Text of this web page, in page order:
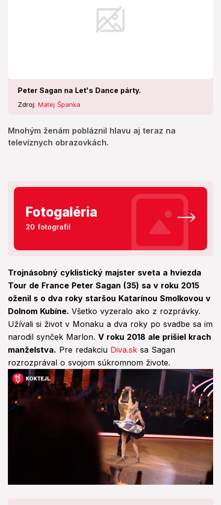
Peter Sagan na Let's Dance párty.
Zdroj: Matej Španka
Mnohým ženám pobláznil hlavu aj teraz na
televíznych obrazovkách.
Fotogaléria
20 fotografií
Trojnásobný cyklistický majster sveta a hviezda
Tour de France Peter Sagan (35) sa v roku 2015
oženil s o dva roky staršou Katarínou Smolkovou v
Dolnom Kubíne. Všetko vyzeralo ako z rozprávky.
Užívali si život v Monaku a dva roky po svadbe sa im
narodil synček Marlon. V roku 2018 ale prišiel krach
manželstva. Pre redakciu Diva.sk sa Sagan
rozrozprával o svojom súkromnom živote.